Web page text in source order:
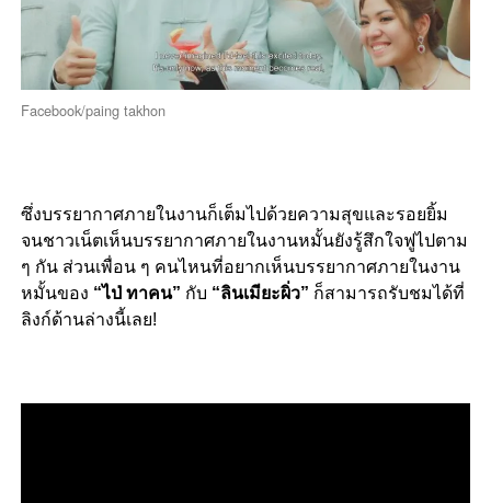
Facebook/paing takhon
ซึ่งบรรยากาศภายในงานก็เต็มไปด้วยความสุขและรอยยิ้ม
จนชาวเน็ตเห็นบรรยากาศภายในงานหมั้นยังรู้สึกใจฟูไปตาม
ๆ กัน ส่วนเพื่อน ๆ คนไหนที่อยากเห็นบรรยากาศภายในงาน
หมั้นของ “ไป่ ทาคน” กับ “ลินเมียะผิ่ว” ก็สามารถรับชมได้ที่
ลิงก์ด้านล่างนี้เลย!